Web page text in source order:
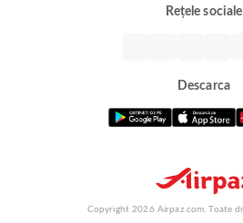
Rețele sociale
Descarca
Copyright 2026 Airpaz.com. Toate